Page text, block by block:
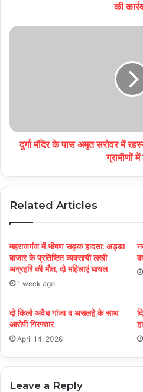
की
दुर्गा मंदिर के पास अमृत सरोवर में
ग्रामीणों में
Related Articles
महराजगंज में भीषण सड़क हादसा: अड्डा
बाजार के प्रतिष्ठित व्यवसायी लखी
अग्रहरि की मौत, दो महिलाएं घायल
1 week ago
दो किलो अवैध गांजा व असलहे के साथ
आरोपी गिरफ्तार
April 14, 2026
Leave a Reply